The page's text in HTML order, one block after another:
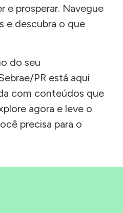
e prosperar. Navegue
e descubra o que
do seu
PR está aqui
com conteúdos que
agora e leve o
precisa para o